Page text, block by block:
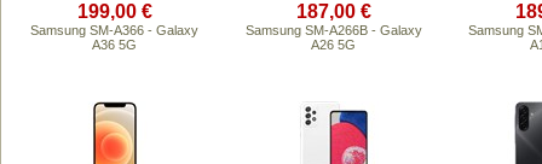
199,00 €
Samsung SM-A366 - Galaxy
A36 5G
187,00 €
Samsung SM-A266B - Galaxy
A26 5G
Samsung